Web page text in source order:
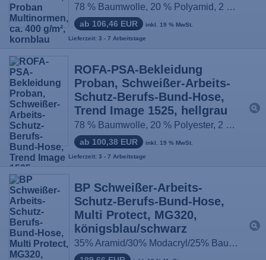
78 % Baumwolle, 20 % Polyamid, 2 % sonstige Fasern, Größe: 44-66 / 90-114
ab 106,46 EUR inkl. 19 % MwSt.
Lieferzeit: 3 - 7 Arbeitstage
ROFA-PSA-Bekleidung
Proban, Schweißer-Arbeits-
Schutz-Berufs-Bund-Hose,
Trend Image 1525, hellgrau
78 % Baumwolle, 20 % Polyester, 2 % sonstige Fasern, Größe: 44-66 / 90-114
ab 100,38 EUR inkl. 19 % MwSt.
Lieferzeit: 3 - 7 Arbeitstage
BP Schweißer-Arbeits-
Schutz-Berufs-Bund-Hose,
Multi Protect, MG320,
königsblau/schwarz
35% Aramid/30% Modacryl/25% Baumwolle/9% Polyamid/1% antistatische Fasern, Größe: 44N-64N / 48L-56L / 48S-58S